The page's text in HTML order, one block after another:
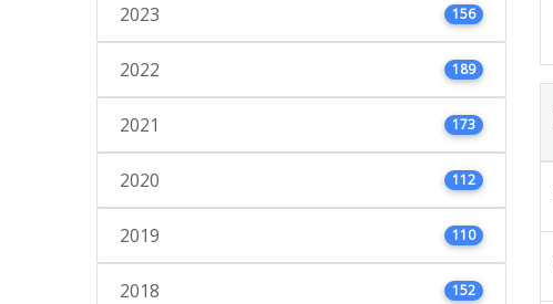
2023 156
2022 189
2021 173
2020 112
2019 110
2018 152